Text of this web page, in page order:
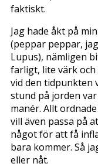
faktiskt.
Jag hade åkt på
(peppar peppar,
Lupus), nämligen
farligt, lite värk och
vid den tidpunkten
stund på jorden
manér. Allt
vill även passa på
något för att få
bara kommer. Så
eller nåt.